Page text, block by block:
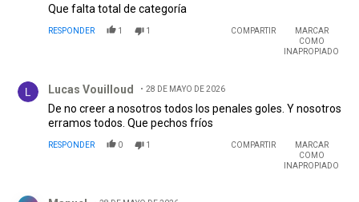
Que falta total de categoría
RESPONDER 1 1 COMPARTIR
MARCAR
COMO
INAPROPIADO
Lucas Vouilloud 28 DE MAYO DE 2026
De no creer a nosotros todos los penales goles. Y nosotros
erramos todos. Que pechos fríos
RESPONDER 0 1 COMPARTIR
MARCAR
COMO
INAPROPIADO